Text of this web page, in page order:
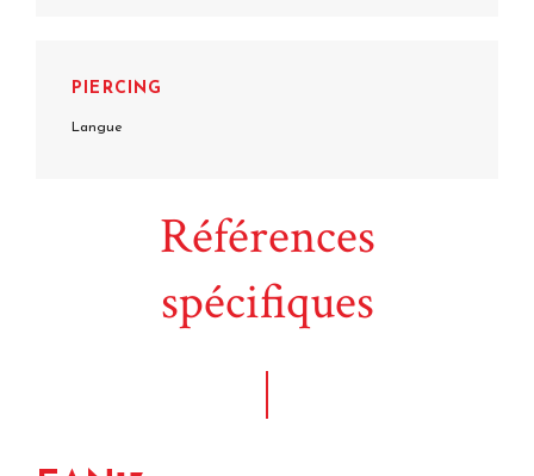
PIERCING
Langue
Références
spécifiques